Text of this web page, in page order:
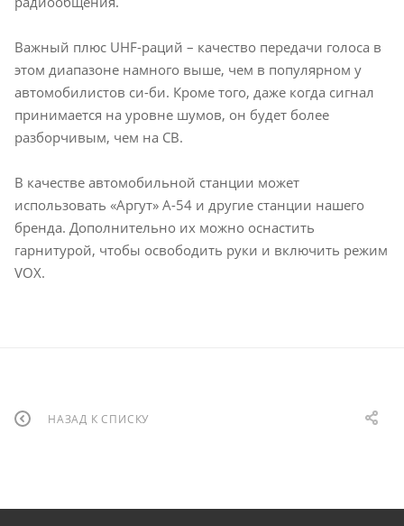
Важный плюс UHF-раций – качество передачи голоса в
этом диапазоне намного выше, чем в популярном у
автомобилистов си-би. Кроме того, даже когда сигнал
принимается на уровне шумов, он будет более
разборчивым, чем на CB.
В качестве автомобильной станции может
использовать «Аргут» А-54 и другие станции нашего
бренда. Дополнительно их можно оснастить
гарнитурой, чтобы освободить руки и включить режим
VOX.
НАЗАД К СПИСКУ